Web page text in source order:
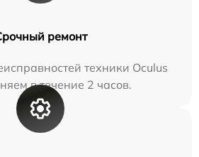
ремонт
техники Oculus
в течение 2 часов.